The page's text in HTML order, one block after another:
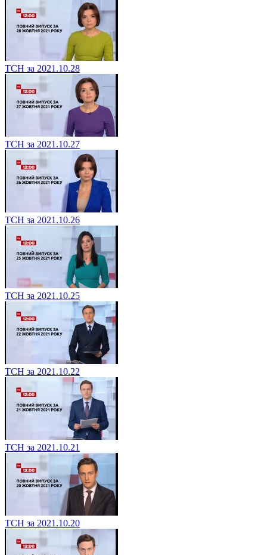
ТСН за 2021.10.28
ТСН за 2021.10.27
ТСН за 2021.10.26
ТСН за 2021.10.25
ТСН за 2021.10.22
ТСН за 2021.10.21
ТСН за 2021.10.20